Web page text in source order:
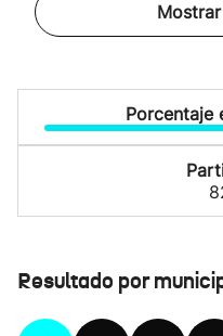
Porcentaje
Resultado por